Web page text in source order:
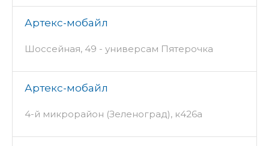
Артекс-мобайл
Шоссейная, 49 - универсам Пятерочка
Артекс-мобайл
4-й микрорайон (Зеленоград), к426а